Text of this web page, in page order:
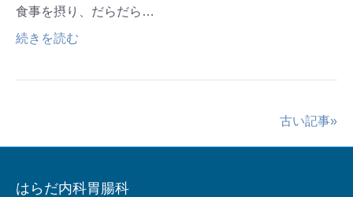
食事を摂り、だらだら…
続きを読む
古い記事»
はらだ内科胃腸科